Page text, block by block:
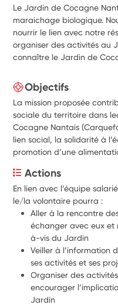
Le Jardin de Cocagne
maraichage biologique.
nourrir le lien avec notre
organiser des activités au
connaître le Jardin de
Objectifs
La mission proposée
sociale du territoire dans
Cocagne Nantais
lien social, la solidarité à
promotion d’une
Actions
En lien avec l’équipe
le/la volontaire pourra :
Aller à la rencontre
échanger avec eux et
à-vis du Jardin
Veiller à l’information
ses activités et ses
Organiser des
encourager
Jardin